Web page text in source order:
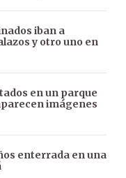
iban a
y otro uno en
en un parque
imágenes
enterrada en una